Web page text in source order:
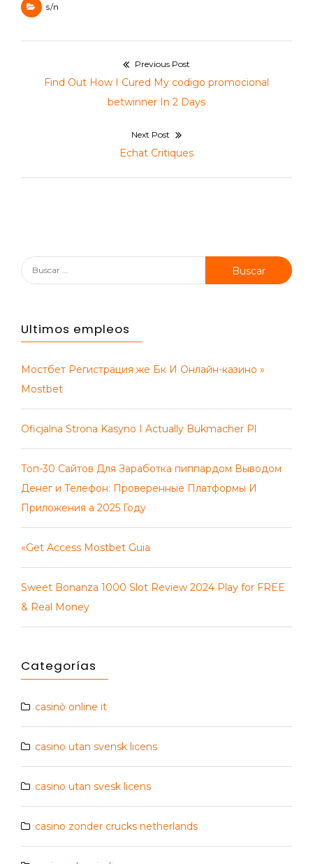
s/n
entradas
Previous Post
Previous
Find Out How I Cured My codigo promocional
betwinner In 2 Days
Next Post
Next
Echat Critiques
Buscar:
Ultimos empleos
Мостбет Регистрация же Бк И Онлайн-казино »
Mostbet
Oficjalna Strona Kasyno I Actually Bukmacher Pl
Топ-30 Сайтов Для Заработка пиппардом Выводом
Денег и Телефон: Проверенные Платформы И
Приложения а 2025 Году
«Get Access Mostbet Guia
Sweet Bonanza 1000 Slot Review 2024 Play for FREE
& Real Money
Categorías
casinò online it
casino utan svensk licens
casino utan svesk licens
casino zonder crucks netherlands